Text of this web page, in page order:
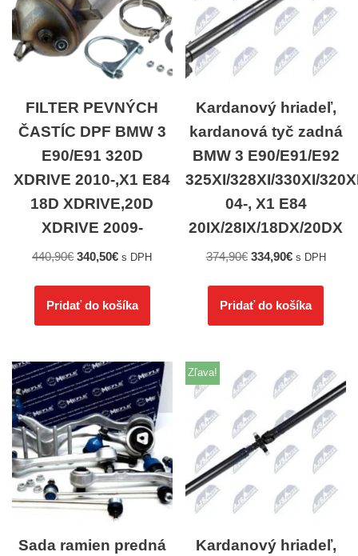
FILTER PEVNÝCH
ČASTÍC DPF BMW 3
E90/E91 320D
XDRIVE 2010-,X1 E84
18D XDRIVE,20D
XDRIVE 2009-
440,90€ 340,50€ s DPH
Pridať do košíka
Kardanový hriadeľ,
kardanová tyč zadná
BMW 3 E90/E91/E92
325XI/328XI/330XI/
04-, X1 E84
20IX/28IX/18DX/20DX
374,90€ 334,90€ s DPH
Pridať do košíka
Sada ramien predná
Zľava!
Kardanový hriadeľ,